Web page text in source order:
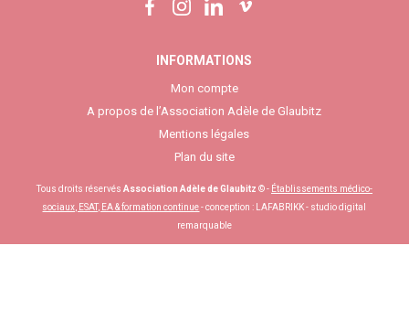
INFORMATIONS
Mon compte
A propos de l’Association Adèle de Glaubitz
Mentions légales
Plan du site
Tous droits réservés Association Adèle de Glaubitz © - Établissements médico-
sociaux, ESAT, EA & formation continue- conception :
LAFABRIKK - studio digital
remarquable